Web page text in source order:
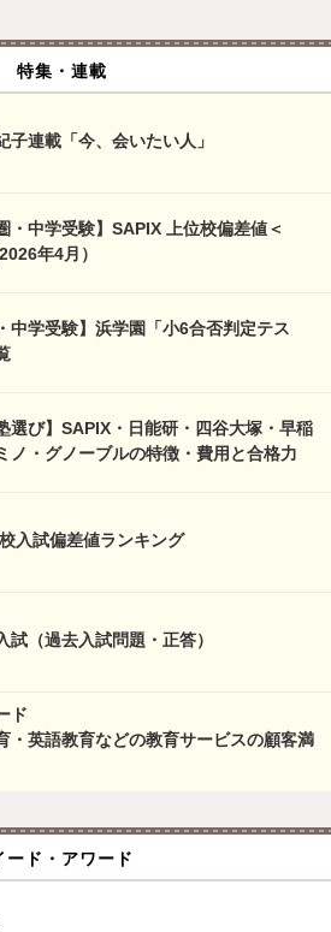
特集・連載
子連載「今、会いたい人」
・中学受験】SAPIX 上位校偏差値＜
年4月）
中学受験】浜学園「小6合否判定テス
選び】SAPIX・日能研・四谷大塚・早稲
ノ・グノーブルの特徴・費用と合格力
入試偏差値ランキング
試（過去入試問題・正答）
ド
・英語教育などの教育サービスの顧客満
ード・アワード